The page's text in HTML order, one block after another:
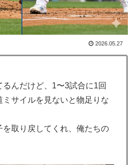
ってるんだ？」 世界的ブームの
たものの使い道が分からない外国
完全に余分だったな」「原爆よ
が被害が大きかったんだよな」
が落ちて画面が真っ白に「ロケッ
」【海外の反応】
2026.05.27
んだけど、1〜3試合に1回
ミサイルを見ないと物足りな
を取り戻してくれ、俺たちの